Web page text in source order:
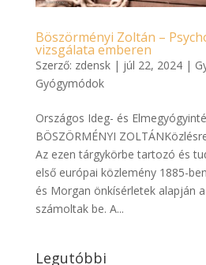
Böszörményi Zoltán –
vizsgálata emberen
Szerző: zdensk| júl 22, 2024|
Gyógymódok
Országos Ideg- és
BÖSZÖRMÉNYI
Az ezen tárgykörbe tartozó és
első európai közlemény 1885-
és Morgan önkísérletek alapján
számoltak be. A...
Legutóbbi